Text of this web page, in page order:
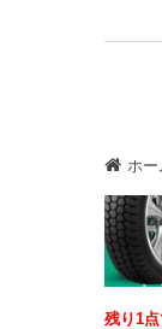
ホー
残り1